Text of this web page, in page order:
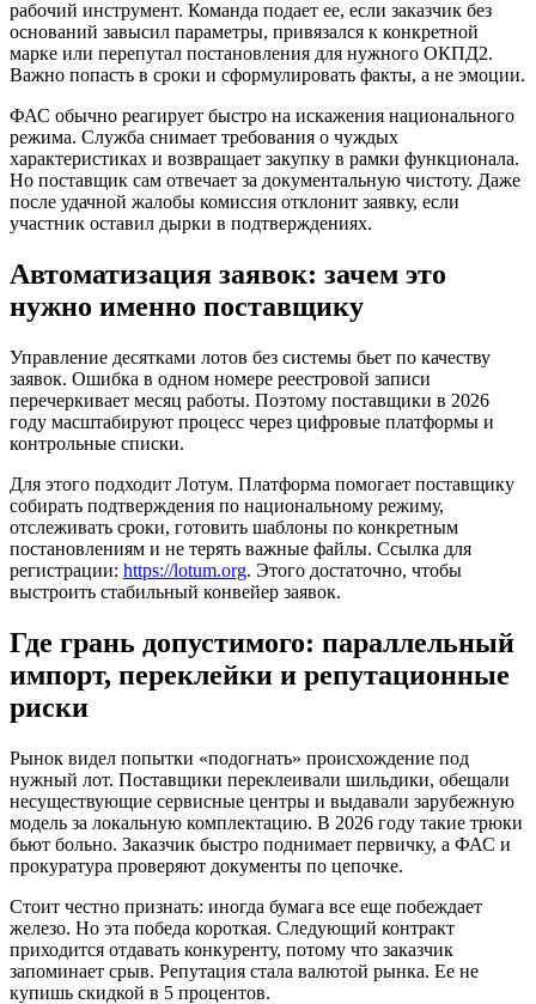
рабочий инструмент. Команда подает ее, если заказчик без
оснований завысил параметры, привязался к конкретной
марке или перепутал постановления для нужного ОКПД2.
Важно попасть в сроки и сформулировать факты, а не эмоции.
ФАС обычно реагирует быстро на искажения национального
режима. Служба снимает требования о чуждых
характеристиках и возвращает закупку в рамки функционала.
Но поставщик сам отвечает за документальную чистоту. Даже
после удачной жалобы комиссия отклонит заявку, если
участник оставил дырки в подтверждениях.
Автоматизация заявок: зачем это
нужно именно поставщику
Управление десятками лотов без системы бьет по качеству
заявок. Ошибка в одном номере реестровой записи
перечеркивает месяц работы. Поэтому поставщики в 2026
году масштабируют процесс через цифровые платформы и
контрольные списки.
Для этого подходит Лотум. Платформа помогает поставщику
собирать подтверждения по национальному режиму,
отслеживать сроки, готовить шаблоны по конкретным
постановлениям и не терять важные файлы. Ссылка для
регистрации: https://lotum.org. Этого достаточно, чтобы
выстроить стабильный конвейер заявок.
Где грань допустимого: параллельный
импорт, переклейки и репутационные
риски
Рынок видел попытки «подогнать» происхождение под
нужный лот. Поставщики переклеивали шильдики, обещали
несуществующие сервисные центры и выдавали зарубежную
модель за локальную комплектацию. В 2026 году такие трюки
бьют больно. Заказчик быстро поднимает первичку, а ФАС и
прокуратура проверяют документы по цепочке.
Стоит честно признать: иногда бумага все еще побеждает
железо. Но эта победа короткая. Следующий контракт
приходится отдавать конкуренту, потому что заказчик
запоминает срыв. Репутация стала валютой рынка. Ее не
купишь скидкой в 5 процентов.